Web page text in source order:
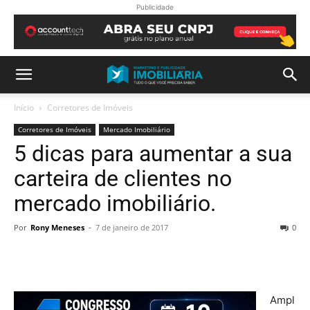
Publicidade
Início Corretores de Imóveis
Corretores de Imóveis Mercado Imobiliário
5 dicas para aumentar a sua
carteira de clientes no
mercado imobiliário.
Por Rony Meneses - 7 de janeiro de 2017 0
Ampl